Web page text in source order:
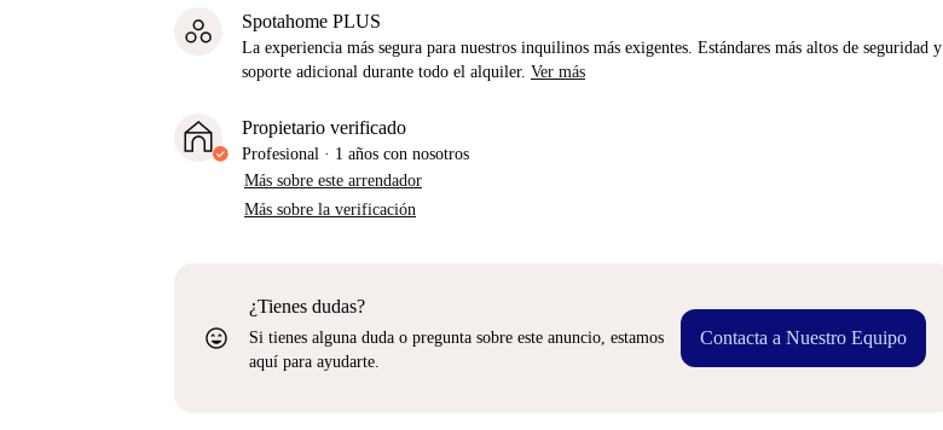
Spotahome PLUS
La experiencia más segura para nuestros inquilinos más exigentes. Estándares más altos de seguridad y
soporte adicional durante todo el alquiler. Ver más
Propietario verificado
Profesional · 1 años con nosotros
Más sobre este arrendador
Más sobre la verificación
sentiment_very_satisfied
¿Tienes dudas?
Si tienes alguna duda o pregunta sobre este anuncio, estamos
aquí para ayudarte.
Contacta a Nuestro Equipo